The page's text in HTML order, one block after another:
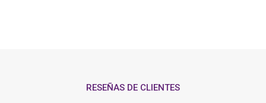
RESEÑAS DE CLIENTES